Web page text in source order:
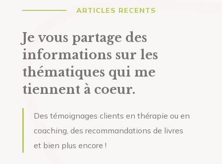
ARTICLES RECENTS
Je vous partage des
informations sur les
thématiques qui me
tiennent à coeur.
Des témoignages clients en thérapie ou en
coaching, des recommandations de livres
et bien plus encore !